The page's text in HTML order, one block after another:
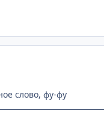
слово, фу-фу